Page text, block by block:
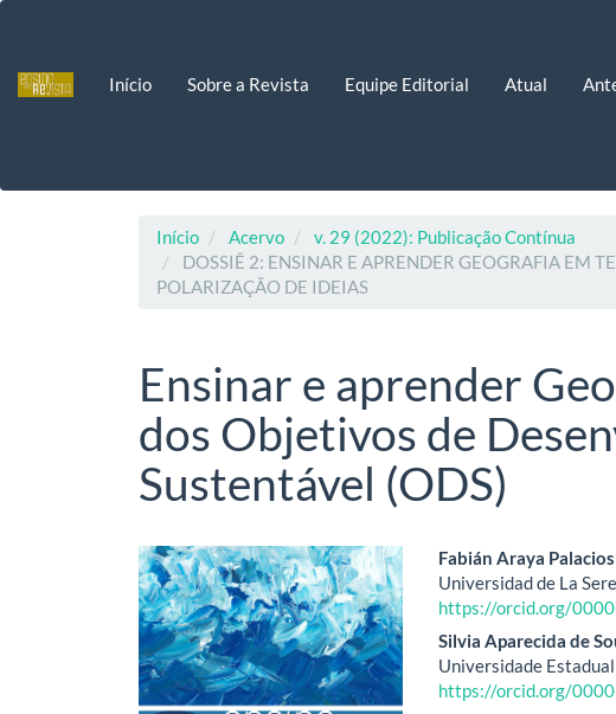
principalInício Sobre a Revista Equipe Editorial Atual
Início Acervo
v. 29 (2022): Publicação Contínua
DOSSIÊ 2: ENSINAR E APRENDER GEOGRAFIA EM
POLARIZAÇÃO DE IDEIAS
Ensinar e aprender
dos Objetivos de
Sustentável (ODS)
Barra
lateral
de
artigos
Conteúdo
do
artigo
principal
Fabián Araya Palacios
Universidad de La
https://orcid.org/
Silvia Aparecida de
Universidade
https://orcid.org/